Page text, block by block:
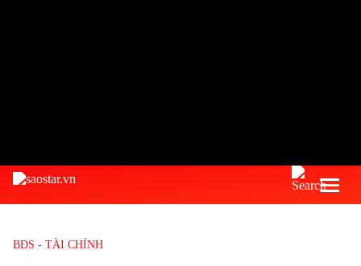
BĐS - TÀI CHÍNH